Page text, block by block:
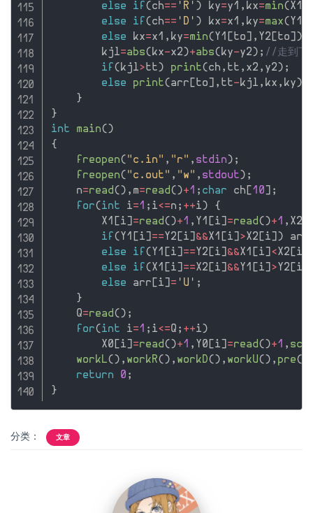
else
if ( ch== 'R' ) ky=y1 , kx=min( X1
else
if ( ch== 'D' ) kx=x1 , ky=max( Y1
else kx=x1 , ky=min( Y1 to , Y2 to )
        kjl
=abs( kx-x2 )+abs( ky-y2 ) ; //走到下
if ( kjl>tt ) print( ch , tt , x2 , y2 ) ;
else
print( arr to , tt- kjl , kx , ky )
}
}
int
main( )
{
freopen( "c.in" , "r" , stdin ) ;
freopen( "c.out" , "w" , stdout ) ;
    n
=read ( ) , m=read ( )+1 ; char ch 10
;
for( int i=1 ; i<=n ; ++i )
{
        X1
i =read ( )+1 , Y1 i =read ( )+1 , X2
if ( Y1 i == Y2 i &&X1 i >X2 i ) arr
else
if ( Y1 i == Y2 i &&X1 i <X2 i
else
if ( X1 i ==X2 i && Y1 i > Y2 i
else arr i = 'U' ;
}
    Q
=read ( ) ;
for( int i=1 ; i<=Q ; ++i )
        X0
i =read ( )+1 , Y0 i =read ( )+1 ,
workL( ) , workR( ) , workD( ) , workU( ) , pre(
return
0 ;
}
分类： 文章